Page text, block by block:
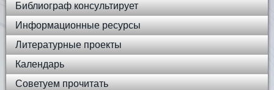
Библиограф консультирует
Информационные ресурсы
Литературные проекты
Календарь
Советуем прочитать